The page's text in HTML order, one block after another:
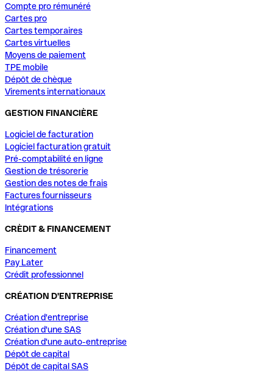
Compte pro rémunéré
Cartes pro
Cartes temporaires
Cartes virtuelles
Moyens de paiement
TPE mobile
Dépôt de chèque
Virements internationaux
GESTION FINANCIÈRE
Logiciel de facturation
Logiciel facturation gratuit
Pré-comptabilité en ligne
Gestion de trésorerie
Gestion des notes de frais
Factures fournisseurs
Intégrations
CRÈDIT & FINANCEMENT
Financement
Pay Later
Crédit professionnel
CRÉATION D'ENTREPRISE
Création d'entreprise
Création d'une SAS
Création d'une auto-entreprise
Dépôt de capital
Dépôt de capital SAS